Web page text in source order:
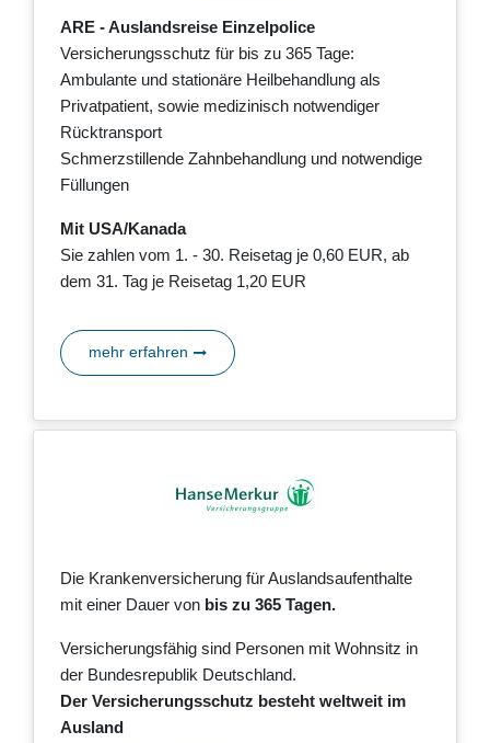
ARE - Auslandsreise Einzelpolice
Versicherungsschutz für bis zu 365 Tage:
Ambulante und stationäre Heilbehandlung als
Privatpatient, sowie medizinisch notwendiger
Rücktransport
Schmerzstillende Zahnbehandlung und notwendige
Füllungen
Mit USA/Kanada
Sie zahlen vom 1. - 30. Reisetag je 0,60 EUR, ab
dem 31. Tag je Reisetag 1,20 EUR
mehr erfahren
Die Krankenversicherung für Auslandsaufenthalte
mit einer Dauer von bis zu 365 Tagen.
Versicherungsfähig sind Personen mit Wohnsitz in
der Bundesrepublik Deutschland.
Der Versicherungsschutz besteht weltweit im
Ausland